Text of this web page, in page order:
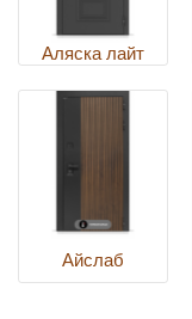
Аляска лайт
Айслаб